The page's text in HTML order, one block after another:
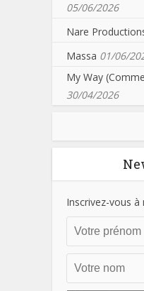
05/06/2026
Nare
Massa 01/06/
My Way
30/04/2026
Inscrivez-vous